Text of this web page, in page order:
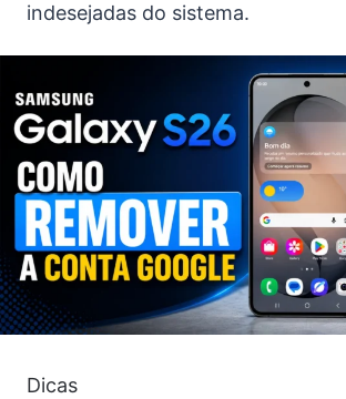
indesejadas do sistema.
Dicas